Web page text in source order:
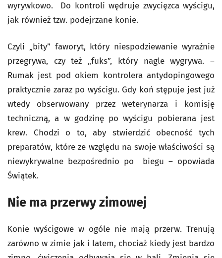
wyrywkowo. Do kontroli wędruje zwycięzca wyścigu,
jak również tzw. podejrzane konie.
Czyli „bity” faworyt, który niespodziewanie wyraźnie
przegrywa, czy też „fuks”, który nagle wygrywa. –
Rumak jest pod okiem kontrolera antydopingowego
praktycznie zaraz po wyścigu. Gdy koń stępuje jest już
wtedy obserwowany przez weterynarza i komisję
techniczną, a w godzinę po wyścigu pobierana jest
krew. Chodzi o to, aby stwierdzić obecność tych
preparatów, które ze względu na swoje właściwości są
niewykrywalne bezpośrednio po biegu – opowiada
Świątek.
Nie ma przerwy zimowej
Konie wyścigowe w ogóle nie mają przerw. Trenują
zarówno w zimie jak i latem, chociaż kiedy jest bardzo